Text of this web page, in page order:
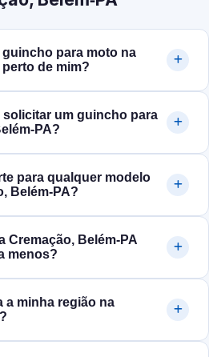
para moto na
perto de mim?
um guincho para
para qualquer modelo
Belém‑PA?
Cremação, Belém‑PA
menos?
a minha região na